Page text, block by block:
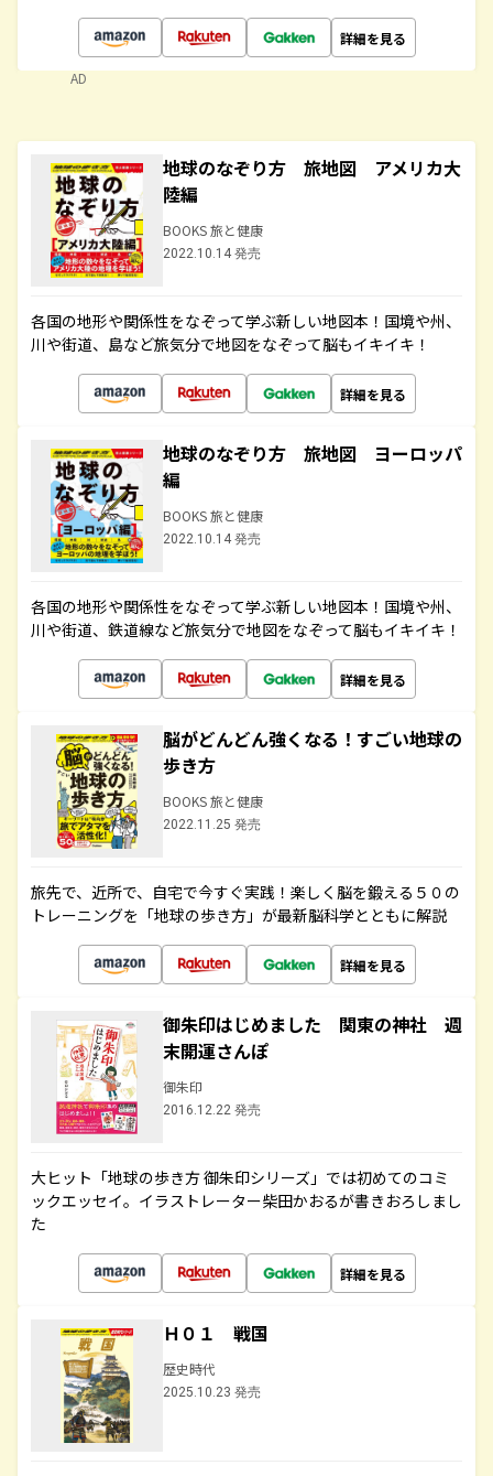
詳細を見る
AD
地球のなぞり方 旅地図 アメリカ大
陸編
BOOKS 旅と健康
2022.10.14 発売
各国の地形や関係性をなぞって学ぶ新しい地図本！国境や州、
川や街道、島など旅気分で地図をなぞって脳もイキイキ！
詳細を見る
地球のなぞり方 旅地図 ヨーロッパ
編
BOOKS 旅と健康
2022.10.14 発売
各国の地形や関係性をなぞって学ぶ新しい地図本！国境や州、
川や街道、鉄道線など旅気分で地図をなぞって脳もイキイキ！
詳細を見る
脳がどんどん強くなる！すごい地球の
歩き方
BOOKS 旅と健康
2022.11.25 発売
旅先で、近所で、自宅で今すぐ実践！楽しく脳を鍛える５０の
トレーニングを「地球の歩き方」が最新脳科学とともに解説
詳細を見る
御朱印はじめました 関東の神社 週
末開運さんぽ
御朱印
2016.12.22 発売
大ヒット「地球の歩き方 御朱印シリーズ」では初めてのコミ
ックエッセイ。イラストレーター柴田かおるが書きおろしまし
た
詳細を見る
Ｈ０１ 戦国
歴史時代
2025.10.23 発売